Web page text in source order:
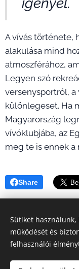
igényel.
A vívás története,
alakulása mind
atmoszférához,
Legyen szó
versenysportról, a
különlegeset. Ha
Magyarország
vívóklubjába, az
meg te is ennek a
Share
A
Sütiket
működését és
felhasználói